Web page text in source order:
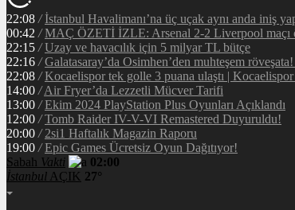
22:08 / İstanbul Havalimanı’na üç uçak aynı anda iniş
00:42 / MAÇ ÖZETİ İZLE: Arsenal 2-2 Liverpool maçı
22:15 / Uzay ve havacılık için 5 milyar TL bütçe
22:16 / Galatasaray’da Osimhen’den muhteşem
22:08 / Kocaelispor tek golle 3 puana ulaştı |
14:00 / Air Fryer’da Lezzetli Mücver Tarifi
13:00 / Ekim 2024 PlayStation Plus Oyunları Açıklandı
12:00 / Tomb Raider IV-V-VI Remastered Duyuruldu!
20:00 / 2si1 Haftalık Magazin Raporu
19:00 / Epic Games Ücretsiz Oyun Dağıtıyor!
Sabah Vakti
02:00
İstanbul AÇIK 27°